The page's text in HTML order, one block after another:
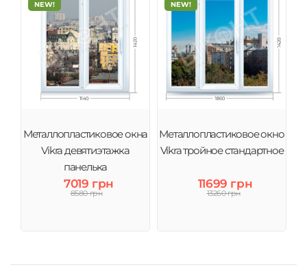
NEW!
Металлопластиковое окна
Vikra девятиэтажка
панелька
7019 грн
8580 грн
NEW!
Металлопластиковое окно
Vikra тройное стандартное
11699 грн
13260 грн